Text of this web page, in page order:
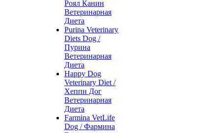
Роял Канин
Ветеринарная
Диета
Purina Veterinary
Diets Dog /
Пурина
Ветеринарная
Диета
Happy Dog
Veterinary Diet /
Хеппи Дог
Ветеринарная
Диета
Farmina VetLife
Dog / Фармина